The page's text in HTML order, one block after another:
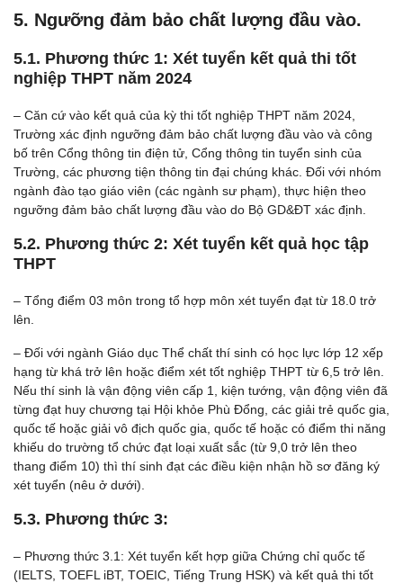
5. Ngưỡng đảm bảo chất lượng đầu vào.
5.1. Phương thức 1: Xét tuyển kết quả thi tốt
nghiệp THPT năm 2024
– Căn cứ vào kết quả của kỳ thi tốt nghiệp THPT năm 2024,
Trường xác định ngưỡng đảm bảo chất lượng đầu vào và công
bố trên Cổng thông tin điện tử, Cổng thông tin tuyển sinh của
Trường, các phương tiện thông tin đại chúng khác. Đối với nhóm
ngành đào tạo giáo viên (các ngành sư phạm), thực hiện theo
ngưỡng đảm bảo chất lượng đầu vào do Bộ GD&ĐT xác định.
5.2. Phương thức 2: Xét tuyển kết quả học tập
THPT
– Tổng điểm 03 môn trong tổ hợp môn xét tuyển đạt từ 18.0 trở
lên.
– Đối với ngành Giáo dục Thể chất thí sinh có học lực lớp 12 xếp
hạng từ khá trở lên hoặc điểm xét tốt nghiệp THPT từ 6,5 trở lên.
Nếu thí sinh là vận động viên cấp 1, kiện tướng, vận động viên đã
từng đạt huy chương tại Hội khỏe Phù Đổng, các giải trẻ quốc gia,
quốc tế hoặc giải vô địch quốc gia, quốc tế hoặc có điểm thi năng
khiếu do trường tổ chức đạt loại xuất sắc (từ 9,0 trở lên theo
thang điểm 10) thì thí sinh đạt các điều kiện nhận hồ sơ đăng ký
xét tuyển (nêu ở dưới).
5.3. Phương thức 3:
– Phương thức 3.1: Xét tuyển kết hợp giữa Chứng chỉ quốc tế
(IELTS, TOEFL iBT, TOEIC, Tiếng Trung HSK) và kết quả thi tốt